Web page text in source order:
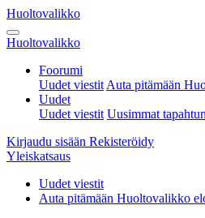
Huoltovalikko
Huoltovalikko
Foorumi
Uudet viestit Auta pitämään
Uudet
Uudet viestit Uusimmat
Kirjaudu sisään Rekisteröidy
Yleiskatsaus
Uudet viestit
Auta pitämään Huoltovalikko